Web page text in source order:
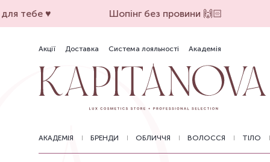
тебе ♥️ Шопінг без провини 🙌🏻
Акції Доставка Система лояльності Академія
АКАДЕМІЯ БРЕНДИ ОБЛИЧЧЯ ВОЛОССЯ ТІЛО